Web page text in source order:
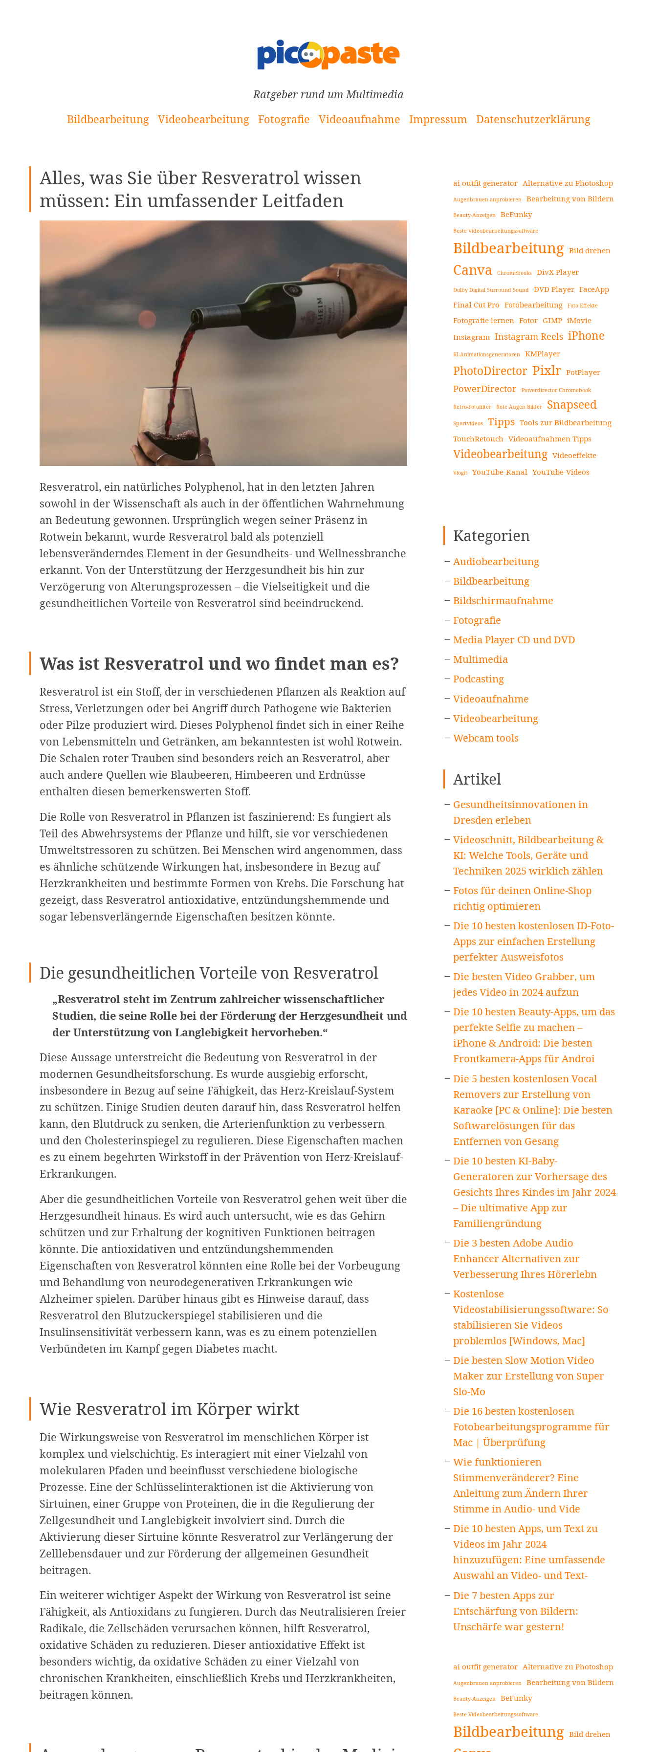
Ratgeber rund um Multimedia
Bildbearbeitung
Videobearbeitung Fotografie Videoaufnahme Impressum Datenschutzerklärung
Alles, was Sie über Resveratrol wissen
müssen: Ein umfassender Leitfaden
Resveratrol, ein natürliches Polyphenol, hat in den letzten Jahren
sowohl in der Wissenschaft als auch in der öffentlichen Wahrnehmung
an Bedeutung gewonnen. Ursprünglich wegen seiner Präsenz in
Rotwein bekannt, wurde Resveratrol bald als potenziell
lebensveränderndes Element in der Gesundheits- und Wellnessbranche
erkannt. Von der Unterstützung der Herzgesundheit bis hin zur
Verzögerung von Alterungsprozessen – die Vielseitigkeit und die
gesundheitlichen Vorteile von Resveratrol sind beeindruckend.
Was ist Resveratrol und wo findet man es?
Resveratrol ist ein Stoff, der in verschiedenen Pflanzen als Reaktion auf
Stress, Verletzungen oder bei Angriff durch Pathogene wie Bakterien
oder Pilze produziert wird. Dieses Polyphenol findet sich in einer Reihe
von Lebensmitteln und Getränken, am bekanntesten ist wohl Rotwein.
Die Schalen roter Trauben sind besonders reich an Resveratrol, aber
auch andere Quellen wie Blaubeeren, Himbeeren und Erdnüsse
enthalten diesen bemerkenswerten Stoff.
Die Rolle von Resveratrol in Pflanzen ist faszinierend: Es fungiert als
Teil des Abwehrsystems der Pflanze und hilft, sie vor verschiedenen
Umweltstressoren zu schützen. Bei Menschen wird angenommen, dass
es ähnliche schützende Wirkungen hat, insbesondere in Bezug auf
Herzkrankheiten und bestimmte Formen von Krebs. Die Forschung hat
gezeigt, dass Resveratrol antioxidative, entzündungshemmende und
sogar lebensverlängernde Eigenschaften besitzen könnte.
Die gesundheitlichen Vorteile von Resveratrol
„Resveratrol steht im Zentrum zahlreicher wissenschaftlicher
Studien, die seine Rolle bei der Förderung der Herzgesundheit und
der Unterstützung von Langlebigkeit hervorheben.“
Diese Aussage unterstreicht die Bedeutung von Resveratrol in der
modernen Gesundheitsforschung. Es wurde ausgiebig erforscht,
insbesondere in Bezug auf seine Fähigkeit, das Herz-Kreislauf-System
zu schützen. Einige Studien deuten darauf hin, dass Resveratrol helfen
kann, den Blutdruck zu senken, die Arterienfunktion zu verbessern
und den Cholesterinspiegel zu regulieren. Diese Eigenschaften machen
es zu einem begehrten Wirkstoff in der Prävention von Herz-Kreislauf-
Erkrankungen.
Aber die gesundheitlichen Vorteile von Resveratrol gehen weit über die
Herzgesundheit hinaus. Es wird auch untersucht, wie es das Gehirn
schützen und zur Erhaltung der kognitiven Funktionen beitragen
könnte. Die antioxidativen und entzündungshemmenden
Eigenschaften von Resveratrol könnten eine Rolle bei der Vorbeugung
und Behandlung von neurodegenerativen Erkrankungen wie
Alzheimer spielen. Darüber hinaus gibt es Hinweise darauf, dass
Resveratrol den Blutzuckerspiegel stabilisieren und die
Insulinsensitivität verbessern kann, was es zu einem potenziellen
Verbündeten im Kampf gegen Diabetes macht.
Wie Resveratrol im Körper wirkt
Die Wirkungsweise von Resveratrol im menschlichen Körper ist
komplex und vielschichtig. Es interagiert mit einer Vielzahl von
molekularen Pfaden und beeinflusst verschiedene biologische
Prozesse. Eine der Schlüsselinteraktionen ist die Aktivierung von
Sirtuinen, einer Gruppe von Proteinen, die in die Regulierung der
Zellgesundheit und Langlebigkeit involviert sind. Durch die
Aktivierung dieser Sirtuine könnte Resveratrol zur Verlängerung der
Zelllebensdauer und zur Förderung der allgemeinen Gesundheit
beitragen.
Ein weiterer wichtiger Aspekt der Wirkung von Resveratrol ist seine
Fähigkeit, als Antioxidans zu fungieren. Durch das Neutralisieren freier
Radikale, die Zellschäden verursachen können, hilft Resveratrol,
oxidative Schäden zu reduzieren. Dieser antioxidative Effekt ist
besonders wichtig, da oxidative Schäden zu einer Vielzahl von
chronischen Krankheiten, einschließlich Krebs und Herzkrankheiten,
beitragen können.
Seitenleiste
ai outfit generator Alternative zu Photoshop
Augenbrauen anprobieren Bearbeitung von Bildern
Beauty-Anzeigen BeFunky
Beste Videobearbeitungssoftware
Bildbearbeitung Bild drehen
Canva Chromebooks DivX Player
Dolby Digital Surround Sound DVD Player FaceApp
Final Cut Pro Fotobearbeitung Foto Effekte
Fotografie lernen Fotor GIMP iMovie
Instagram Instagram Reels iPhone
KI-Animationsgeneratoren KMPlayer
PhotoDirector Pixlr PotPlayer
PowerDirector Powerdirector Chromebook
Retro-Fotofilter Rote Augen Bilder Snapseed
Sportvideos Tipps Tools zur Bildbearbeitung
TouchRetouch
Videoaufnahmen Tipps
Videobearbeitung Videoeffekte
Vlogit YouTube-Kanal YouTube-Videos
Kategorien
Audiobearbeitung
Bildbearbeitung
Bildschirmaufnahme
Fotografie
Media Player CD und DVD
Multimedia
Podcasting
Videoaufnahme
Videobearbeitung
Webcam tools
Artikel
Gesundheitsinnovationen in
Dresden erleben
Videoschnitt, Bildbearbeitung &
KI: Welche Tools, Geräte und
Techniken 2025 wirklich zählen
Fotos für deinen Online-Shop
richtig optimieren
Die 10 besten kostenlosen ID-Foto-
Apps zur einfachen Erstellung
perfekter Ausweisfotos
Die besten Video Grabber, um
jedes Video in 2024 aufzun
Die 10 besten Beauty-Apps, um das
perfekte Selfie zu machen –
iPhone & Android: Die besten
Frontkamera-Apps für Androi
Die 5 besten kostenlosen Vocal
Removers zur Erstellung von
Karaoke [PC & Online]: Die besten
Softwarelösungen für das
Entfernen von Gesang
Die 10 besten KI-Baby-
Generatoren zur Vorhersage des
Gesichts Ihres Kindes im Jahr 2024
– Die ultimative App zur
Familiengründung
Die 3 besten Adobe Audio
Enhancer Alternativen zur
Verbesserung Ihres Hörerlebn
Kostenlose
Videostabilisierungssoftware: So
stabilisieren Sie Videos
problemlos [Windows, Mac]
Die besten Slow Motion Video
Maker zur Erstellung von Super
Slo-Mo
Die 16 besten kostenlosen
Fotobearbeitungsprogramme für
Mac | Überprüfung
Wie funktionieren
Stimmenveränderer? Eine
Anleitung zum Ändern Ihrer
Stimme in Audio- und Vide
Die 10 besten Apps, um Text zu
Videos im Jahr 2024
hinzuzufügen: Eine umfassende
Auswahl an Video- und Text-
Die 7 besten Apps zur
Entschärfung von Bildern:
Unschärfe war gestern!
ai outfit generator Alternative zu Photoshop
Augenbrauen anprobieren Bearbeitung von Bildern
Beauty-Anzeigen BeFunky
Beste Videobearbeitungssoftware
Bildbearbeitung Bild drehen